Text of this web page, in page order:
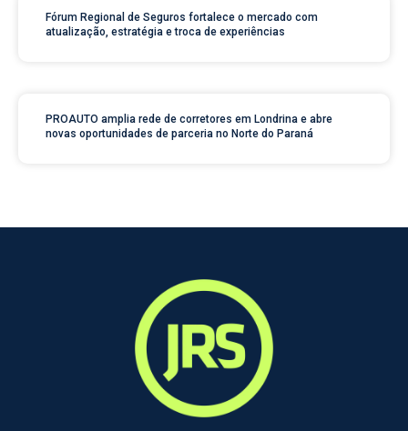
Fórum Regional de Seguros fortalece o mercado com
atualização, estratégia e troca de experiências
PROAUTO amplia rede de corretores em Londrina e abre
novas oportunidades de parceria no Norte do Paraná